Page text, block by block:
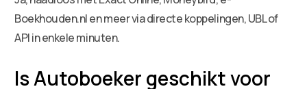
Boekhouden.nl en meer via directe koppelingen, UBL of
API in enkele minuten.
Is Autoboeker geschikt voor